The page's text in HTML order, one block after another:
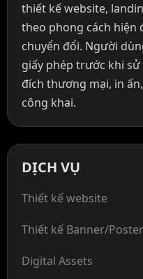
thiết kế website,
theo phong cách hiện
chuyển đổi. Người
giấy phép trước khi
đích thương mại, in
công khai.
DỊCH VỤ
Thiết kế website
Thiết kế Banner/Poster
Digital Assets